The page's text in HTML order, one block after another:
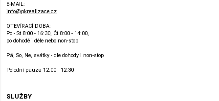
E-MAIL:
info@pkrealizace.cz
OTEVÍRACÍ DOBA:
Po - St 8:00 - 16:30, Čt 8:00 - 14:00,
po dohodě i déle nebo non-stop
Pá, So, Ne, svátky - dle dohody i non-stop
Polední pauza 12:00 - 12:30
SLUŽBY